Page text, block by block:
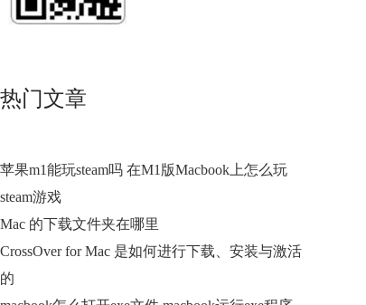
热门文章
苹果m1能玩steam吗 在M1版Macbook上怎么玩
steam游戏
Mac 的下载文件夹在哪里
CrossOver for Mac 是如何进行下载、安装与激活
的